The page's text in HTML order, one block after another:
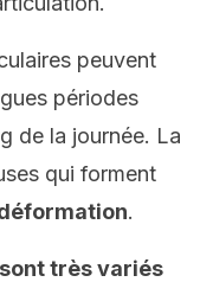
peuvent
périodes
de la journée. La
qui forment
.
très variés